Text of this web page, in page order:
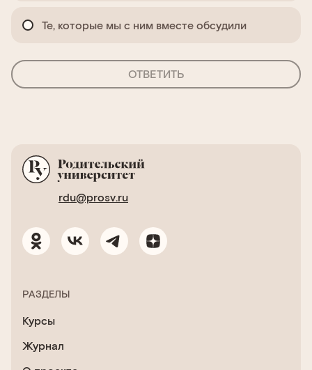
Те, которые мы с ним вместе обсудили
ОТВЕТИТЬ
rdu@prosv.ru
РАЗДЕЛЫ
Курсы
Журнал